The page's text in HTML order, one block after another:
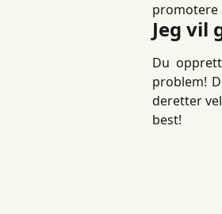
promotere
Jeg vil
Du
problem!
deretter
best!